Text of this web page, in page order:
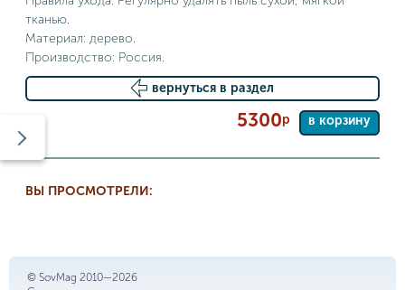
тканью.
Материал: дерево.
Производство: Россия.
вернуться в раздел
5300р в корзину
ВЫ ПРОСМОТРЕЛИ:
© SovMag 2010—2026